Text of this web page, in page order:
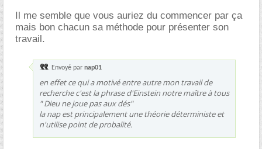
Il me semble que vous auriez du commencer par ça
mais bon chacun sa méthode pour présenter son
travail.
Envoyé par nap01
en effet ce qui a motivé entre autre mon travail de
recherche c'est la phrase d'Einstein notre maître à tous
" Dieu ne joue pas aux dés"
la nap est principalement une théorie déterministe et
n'utilise point de probalité.